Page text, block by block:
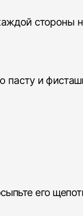
стороны
пасту и
его